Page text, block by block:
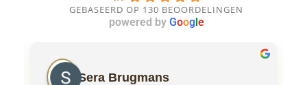
GEBASEERD OP 130 BEOORDELINGEN
powered by Googl e
Sera Brugmans